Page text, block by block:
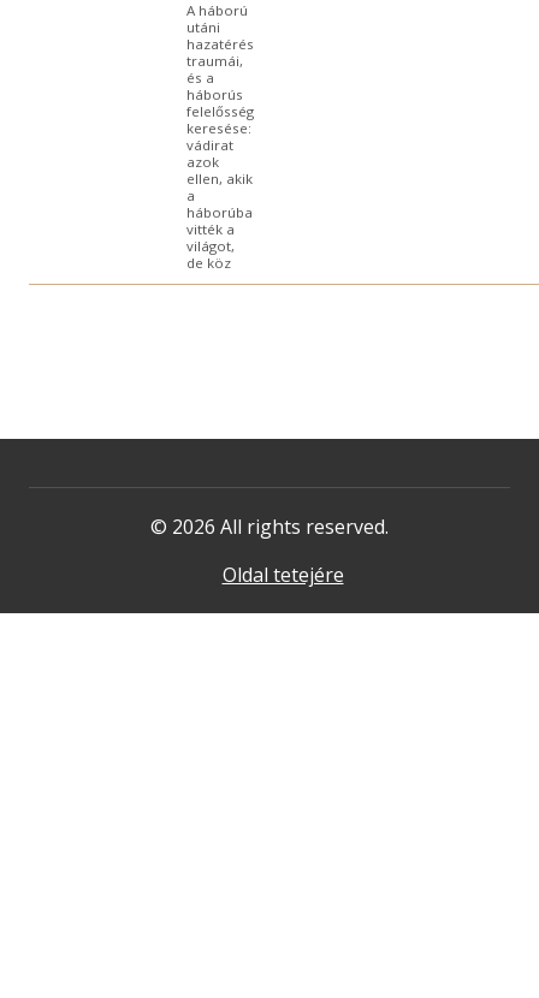
A háború
utáni
hazatérés
traumái,
és a
háborús
felelősség
keresése:
vádirat
azok
ellen, akik
a
háborúba
vitték a
világot,
de köz
© 2026 All rights reserved.
Oldal tetejére